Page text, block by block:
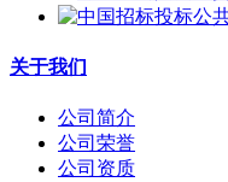
关于我们
公司简介
公司荣誉
公司资质